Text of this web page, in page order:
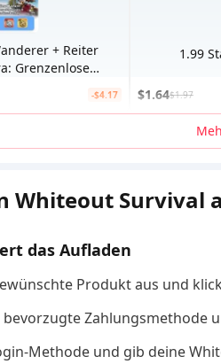
+ Reiter
Grenzenlose
-$4.17
1.99
$1.64$1.97
Whiteout Survival
das Aufladen
Produkt aus und
bevorzugte Zahlungsmethode
Methode und gib deine